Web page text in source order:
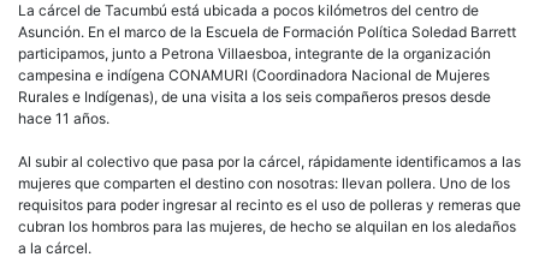
La cárcel de Tacumbú está ubicada a pocos kilómetros del centro de
Asunción. En el marco de la Escuela de Formación Política Soledad Barrett
participamos, junto a Petrona Villaesboa, integrante de la organización
campesina e indígena CONAMURI (Coordinadora Nacional de Mujeres
Rurales e Indígenas), de una visita a los seis compañeros presos desde
hace 11 años.
Al subir al colectivo que pasa por la cárcel, rápidamente identificamos a las
mujeres que comparten el destino con nosotras: llevan pollera. Uno de los
requisitos para poder ingresar al recinto es el uso de polleras y remeras que
cubran los hombros para las mujeres, de hecho se alquilan en los aledaños
a la cárcel.